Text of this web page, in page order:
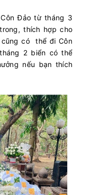
Đảo từ tháng 3
thích hợp cho
cũng có thể đi Côn
2 biển có thể
nếu bạn thích